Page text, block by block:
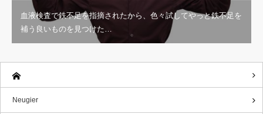
血液検査で鉄不足を指摘されたから、色々試してやっと鉄不足を
補う良いものを見つけた…
Neugier